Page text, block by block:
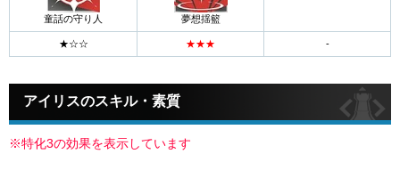
童話の守り人 夢想揺籃
アイリスのスキル・素質
※特化3の効果を表示しています